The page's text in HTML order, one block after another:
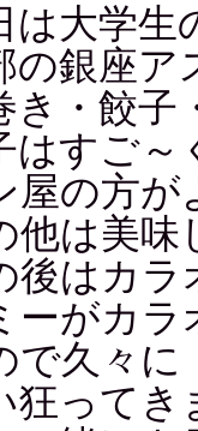
は大学生
の銀座ア
き・餃子
はすご～
屋の方
他は美味
後はカラ
ーがカラ
で久々に
狂ってき